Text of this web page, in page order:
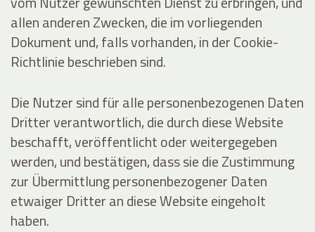
allen anderen Zwecken, die im vorliegenden
Dokument und, falls vorhanden, in der Cookie-
Richtlinie beschrieben sind.
Die Nutzer sind für alle personenbezogenen Daten
Dritter verantwortlich, die durch diese Website
beschafft, veröffentlicht oder weitergegeben
werden, und bestätigen, dass sie die Zustimmung
zur Übermittlung personenbezogener Daten
etwaiger Dritter an diese Website eingeholt
haben.